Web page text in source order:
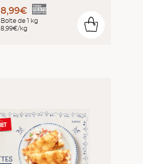
8,99€
Boîte de 1 kg
8,99€/kg
0